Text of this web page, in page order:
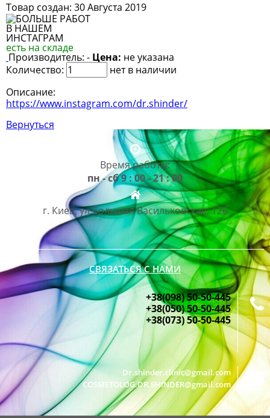
Товар создан: 30 Августа 2019
есть на складе
Производитель: - Цена: не указана
Количество:
нет в наличии
Описание:
https://www.instagram.com/dr.shinder/
Вернуться
Время работы:
пн - сб 9 : 00 - 21 : 00
г. Киев, ул.Большая Васильковская, 126
СВЯЗАТЬСЯ С НАМИ
+38(098) 50-50-445
+38(050) 50-50-445
+38(073) 50-50-445
Dr.shinder.clinic@gmail.com
COSMETOLOG.DR.SHINDER@gmail.com